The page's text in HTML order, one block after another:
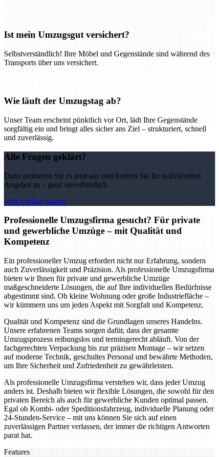
Ist mein Umzugsgut versichert?
Selbstverständlich! Ihre Möbel und Gegenstände sind während des
Transports über uns versichert.
Wie läuft der Umzugstag ab?
Unser Team erscheint pünktlich vor Ort, lädt Ihre Gegenstände
sorgfältig ein und bringt alles sicher ans Ziel – strukturiert, schnell
und zuverlässig.
Alle Fragen geklärt?
Dann probieren Sie es jetzt aus und fordern Sie Ihr individuelles
Angebot an – ganz unverbindlich.
Jetzt Anfrage starten
Professionelle Umzugsfirma gesucht? Für private
und gewerbliche Umzüge – mit Qualität und
Kompetenz
Ein professioneller Umzug erfordert nicht nur Erfahrung, sondern
auch Zuverlässigkeit und Präzision. Als professionelle Umzugsfirma
bieten wir Ihnen für private und gewerbliche Umzüge
maßgeschneiderte Lösungen, die auf Ihre individuellen Bedürfnisse
abgestimmt sind. Ob kleine Wohnung oder große Industriefläche –
wir kümmern uns um jeden Aspekt mit Sorgfalt und Kompetenz.
Qualität und Kompetenz sind die Grundlagen unseres Handelns.
Unsere erfahrenen Teams sorgen dafür, dass der gesamte
Umzugsprozess reibungslos und termingerecht abläuft. Von der
fachgerechten Verpackung bis zur präzisen Montage – wir setzen
auf moderne Technik, geschultes Personal und bewährte Methoden,
um Ihre Sicherheit und Zufriedenheit zu gewährleisten.
Als professionelle Umzugsfirma verstehen wir, dass jeder Umzug
anders ist. Deshalb bieten wir flexible Lösungen, die sowohl für den
privaten Bereich als auch für gewerbliche Kunden optimal passen.
Egal ob Kombi- oder Speditionsfahrzeug, individuelle Planung oder
24-Stunden-Service – mit uns können Sie sich auf einen
zuverlässigen Partner verlassen, der immer die richtigen Antworten
parat hat.
Features